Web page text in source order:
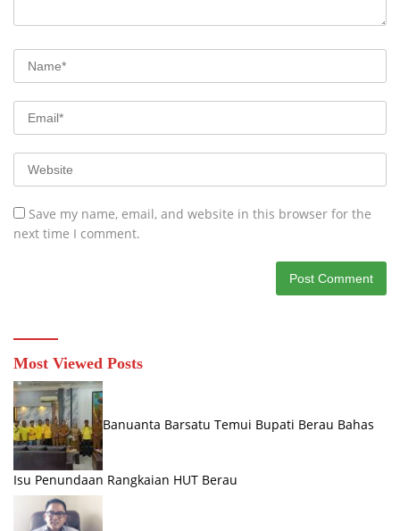
Save my name, email, and website in this browser for the
next time I comment.
Most Viewed Posts
Banuanta Barsatu Temui Bupati Berau Bahas
Isu Penundaan Rangkaian HUT Berau